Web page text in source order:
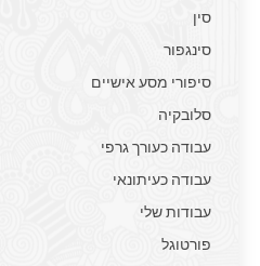
סין
סינגפור
סיפורי מסע אישיים
סלובקיה
עבודה כעורך גרפי
עבודה כעיתונאי
עבודות שלי
פורטוגל